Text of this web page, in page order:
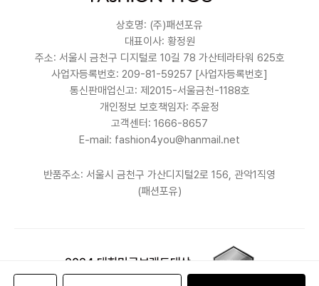
상호명: (주)패션포유
대표이사: 황정원
주소: 서울시 금천구 디지털로 10길 78 가산테라타워 625호
사업자등록번호: 209-81-59257 [사업자등록번호]
통신판매업신고: 제2015-서울금천-1188호
개인정보 보호책임자: 주윤정
고객센터: 1666-8657
E-mail: fashion4you@hanmail.net
반품주소: 서울시 금천구 가산디지털2로 156, 관악1직영
(패션포유)